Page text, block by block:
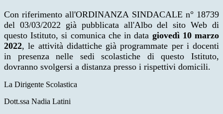
Con riferimento all'ORDINANZA SINDACALE n° 18739
del 03/03/2022 già pubblicata all'Albo del sito Web di
questo Istituto, si comunica che in data giovedì 10 marzo
2022, le attività didattiche già programmate per i docenti
in presenza nelle sedi scolastiche di questo Istituto,
dovranno svolgersi a distanza presso i rispettivi domicili.
La Dirigente Scolastica
Dott.ssa Nadia Latini